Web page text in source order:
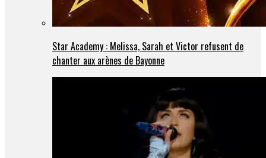
Star Academy : Melissa, Sarah et Victor refusent de
chanter aux arènes de Bayonne